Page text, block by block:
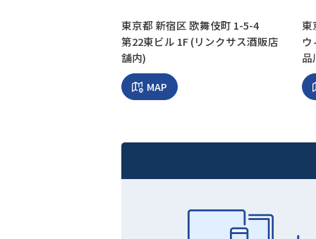
東京都 新宿区 歌舞伎町 1-5-4
第22東ビル 1F (リンクサス酒販店
舗内)
MAP
東
ウ
品